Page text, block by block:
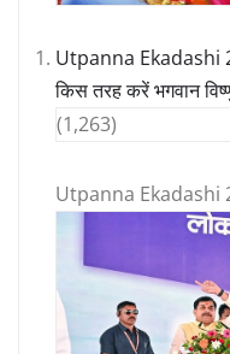
Utpanna Ekadashi
किस तरह करें भगवान
(1,263)
Utpanna Ekadashi